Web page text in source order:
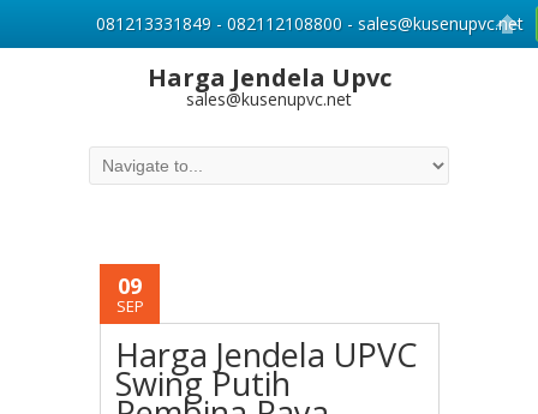
Harga Jendela Upvc
sales@kusenupvc.net
09
SEP
Harga Jendela UPVC
Swing Putih
081213331849 - 082112108800 - sales@kusenupvc.net